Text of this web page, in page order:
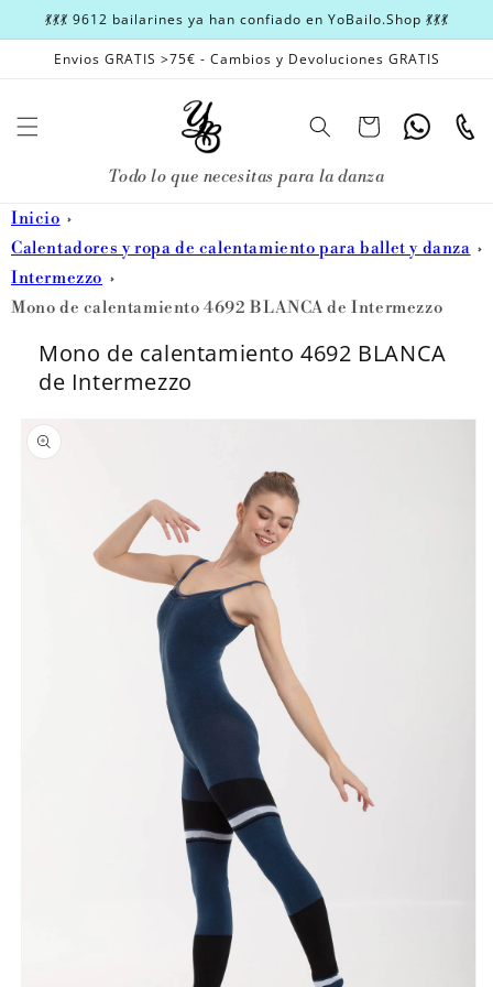
directamente
al contenido
💃💃💃 9612 bailarines ya han confiado en YoBailo.Shop 💃💃💃
Envios GRATIS >75€ - Cambios y Devoluciones GRATIS
CarritoWhatsapp
Todo lo que necesitas para la danza
Inicio
Calentadores y ropa de calentamiento para ballet y danza
Intermezzo
Mono de calentamiento 4692 BLANCA de Intermezzo
Mono de calentamiento 4692 BLANCA
de Intermezzo
a la
información